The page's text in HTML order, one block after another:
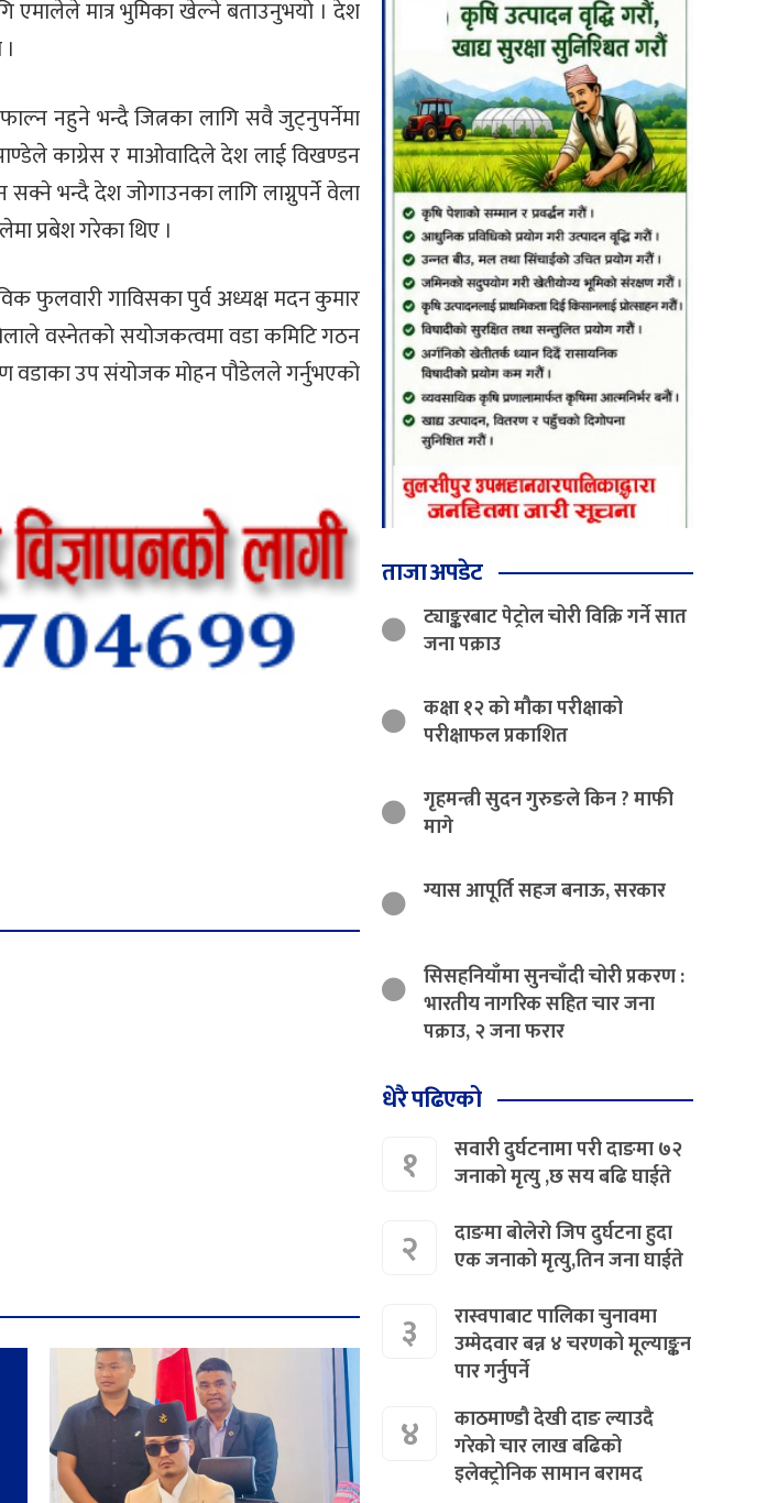
एमालेले मात्र भुमिका खेल्ने बताउनुभयो । देश
नहुने भन्दै जित्नका लागि सवै जुट्नुपर्नेमा
काग्रेस र माओवादिले देश लाई विखण्डन
भन्दै देश जोगाउनका लागि लाग्नुपर्ने वेला
प्रबेश गरेका थिए ।
फुलवारी गाविसका पुर्व अध्यक्ष मदन कुमार
वस्नेतको सयोजकत्वमा वडा कमिटि गठन
वडाका उप संयोजक मोहन पौडेलले गर्नुभएको
ताजा अपडेट
ट्याङ्करबाट पेट्रोल चोरी विक्रि गर्ने सात
जना पक्राउ
कक्षा १२ को मौका परीक्षाको
परीक्षाफल प्रकाशित
गृहमन्त्री सुदन गुरुङले किन ? माफी
मागे
ग्यास आपूर्ति सहज बनाऊ, सरकार
सिसहनियाँमा सुनचाँदी चोरी प्रकरण :
भारतीय नागरिक सहित चार जना
पक्राउ, २ जना फरार
धेरै पढिएको
१
सवारी दुर्घटनामा परी दाङमा ७२
जनाको मृत्यु ,छ सय बढि घाईते
२
दाङमा बोलेरो जिप दुर्घटना हुदा
एक जनाको मृत्यु,तिन जना घाईते
३
रास्वपाबाट पालिका चुनावमा
उम्मेदवार बन्न ४ चरणको मूल्याङ्कन
पार गर्नुपर्ने
४
काठमाण्डौ देखी दाङ ल्याउदै
गरेको चार लाख बढिको
इलेक्ट्रोनिक सामान बरामद